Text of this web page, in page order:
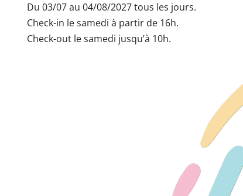
Du 03/07 au 04/08/2027 tous les jours.
Check-in le samedi à partir de 16h.
Check-out le samedi jusqu’à 10h.